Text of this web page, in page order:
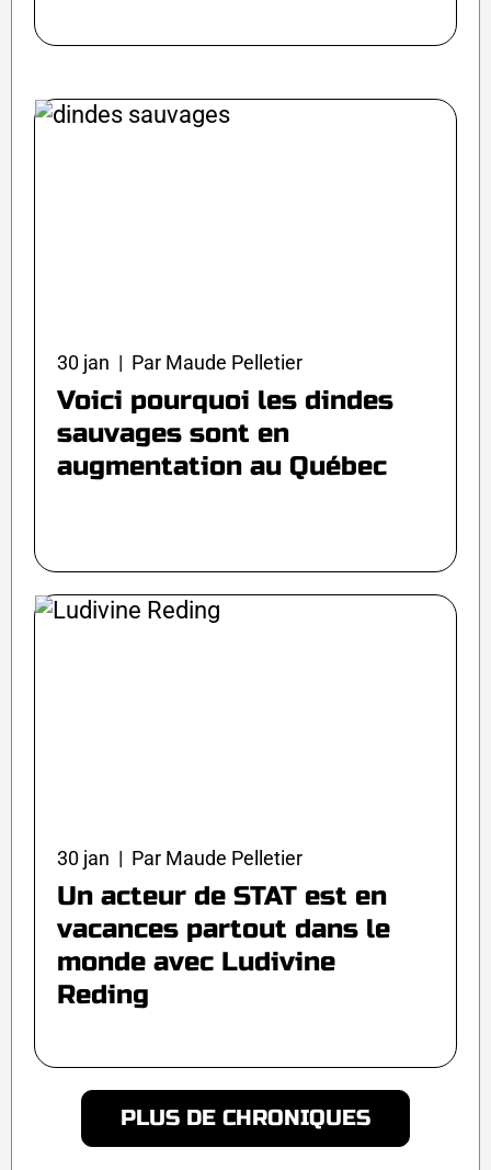
30 jan | Par Maude Pelletier
Voici pourquoi les dindes
sauvages sont en
augmentation au Québec
30 jan | Par Maude Pelletier
Un acteur de STAT est en
vacances partout dans le
monde avec Ludivine
Reding
PLUS DE CHRONIQUES